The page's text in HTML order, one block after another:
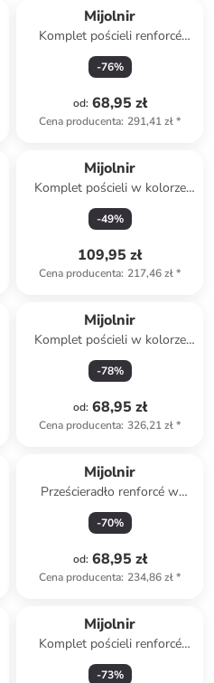
Mijolnir
Komplet pościeli renforcé
"Dashon" w kolorze biało-
niebiesko-żółtym
-76%
od: 68,95 zł
Cena producenta: 291,41 zł*
Mijolnir
Komplet pościeli w kolorze
białym
-49%
109,95 zł
Cena producenta: 217,46 zł*
Mijolnir
Komplet pościeli w kolorze
brązowo-kremowym
-78%
od: 68,95 zł
Cena producenta: 326,21 zł*
Mijolnir
Prześcieradło renforcé w
kolorze miętowym na gumce
-70%
od: 68,95 zł
Cena producenta: 234,86 zł*
Mijolnir
Komplet pościeli renforcé
"Nola" w kolorze turkusowym
-73%